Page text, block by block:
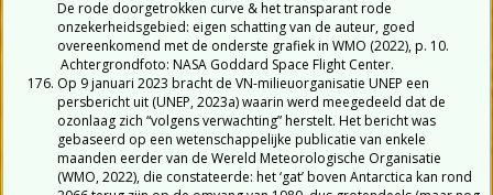
De rode doorgetrokken curve & het transparant rode
onzekerheidsgebied: eigen schatting van de auteur, goed
overeenkomend met de onderste grafiek in WMO (2022), p. 10.
Achtergrondfoto: NASA Goddard Space Flight Center.
Op 9 januari 2023 bracht de VN-milieuorganisatie UNEP een
persbericht uit (UNEP, 2023a) waarin werd meegedeeld dat de
ozonlaag zich “volgens verwachting” herstelt. Het bericht was
gebaseerd op een wetenschappelijke publicatie van enkele
maanden eerder van de Wereld Meteorologische Organisatie
(WMO, 2022), die constateerde: het ‘gat’ boven Antarctica kan rond